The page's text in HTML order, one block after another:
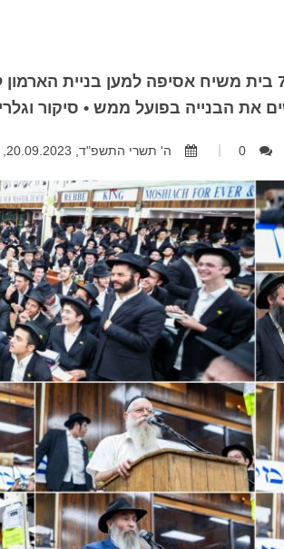
אמש (שלישי) התקיים ב770 בית משיח אסיפה למען
את הבנייה בפועל ממש • סיקור
0 ה' תשרי התשפ"ד, 20.09.2023, 08:25